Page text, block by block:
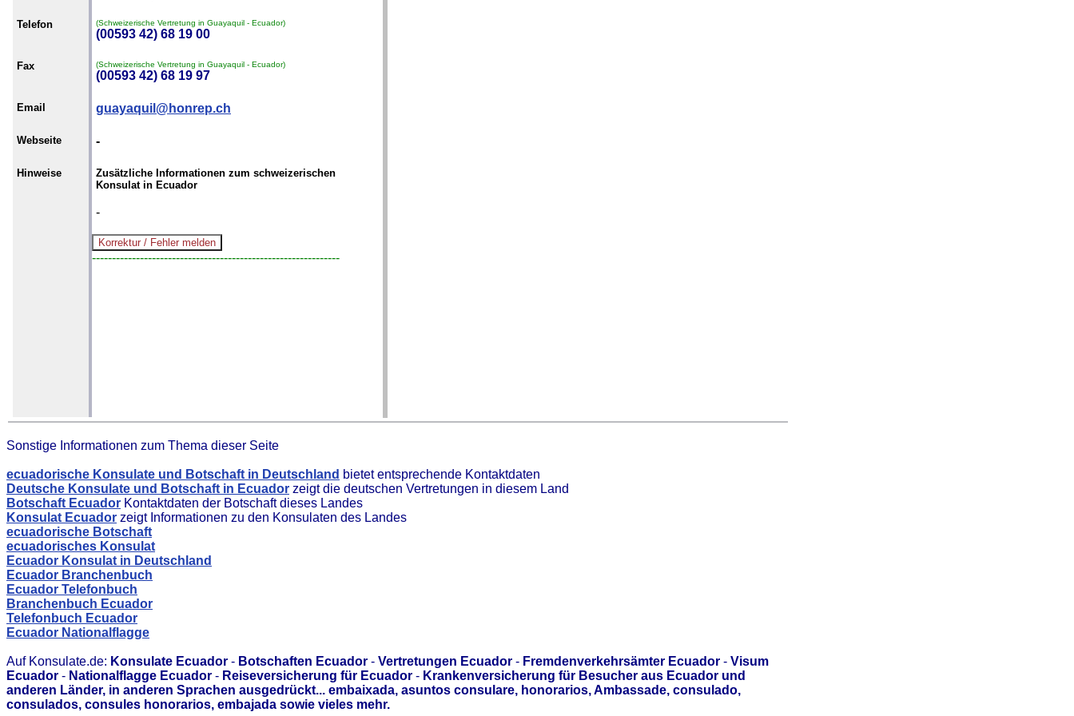
Telefon (Schweizerische Vertretung in Guayaquil - Ecuador)
(00593 42) 68 19 00
Fax (Schweizerische Vertretung in Guayaquil - Ecuador)
(00593 42) 68 19 97
Email guayaquil@honrep.ch
Webseite -
Hinweise
Zusätzliche Informationen zum schweizerischen
Konsulat in Ecuador
-
--------------------------------------------------------------
Sonstige Informationen zum Thema dieser Seite
ecuadorische Konsulate und Botschaft in Deutschland bietet entsprechende Kontaktdaten
Deutsche Konsulate und Botschaft in Ecuador zeigt die deutschen Vertretungen in diesem Land
Botschaft Ecuador Kontaktdaten der Botschaft dieses Landes
Konsulat Ecuador zeigt Informationen zu den Konsulaten des Landes
ecuadorische Botschaft
ecuadorisches Konsulat
Ecuador Konsulat in Deutschland
Ecuador Branchenbuch
Ecuador Telefonbuch
Branchenbuch Ecuador
Telefonbuch Ecuador
Ecuador Nationalflagge
Auf Konsulate.de: Konsulate Ecuador - Botschaften Ecuador - Vertretungen Ecuador - Fremdenverkehrsämter Ecuador - Visum
Ecuador - Nationalflagge Ecuador - Reiseversicherung für Ecuador - Krankenversicherung für Besucher aus Ecuador und
anderen Länder, in anderen Sprachen ausgedrückt... embaixada, asuntos consulare, honorarios, Ambassade, consulado,
consulados, consules honorarios, embajada sowie vieles mehr.